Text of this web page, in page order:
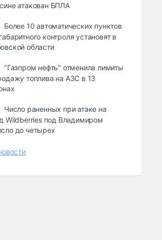
атакован БПЛА
Более 10 автоматических пунктов
контроля установят в
области
"Газпром нефть" отменила лимиты
топлива на АЗС в 13
Число раненных при атаке на
Wildberries под Владимиром
до четырех